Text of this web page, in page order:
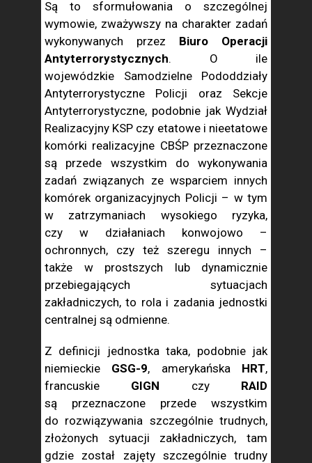
Są to sformułowania o szczególnej
wymowie, zważywszy na charakter zadań
wykonywanych przez Biuro Operacji
Antyterrorystycznych. O ile
wojewódzkie Samodzielne Pododdziały
Antyterrorystyczne Policji oraz Sekcje
Antyterrorystyczne, podobnie jak Wydział
Realizacyjny KSP czy etatowe i nieetatowe
komórki realizacyjne CBŚP przeznaczone
są przede wszystkim do wykonywania
zadań związanych ze wsparciem innych
komórek organizacyjnych Policji – w tym
w zatrzymaniach wysokiego ryzyka,
czy w działaniach konwojowo –
ochronnych, czy też szeregu innych –
także w prostszych lub dynamicznie
przebiegających sytuacjach
zakładniczych, to rola i zadania jednostki
centralnej są odmienne.
Z definicji jednostka taka, podobnie jak
niemieckie GSG-9, amerykańska HRT,
francuskie GIGN czy RAID
są przeznaczone przede wszystkim
do rozwiązywania szczególnie trudnych,
złożonych sytuacji zakładniczych, tam
gdzie został zajęty szczególnie trudny